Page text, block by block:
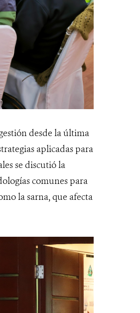
desde la última
aplicadas para
se discutió la
comunes para
la sarna, que afecta